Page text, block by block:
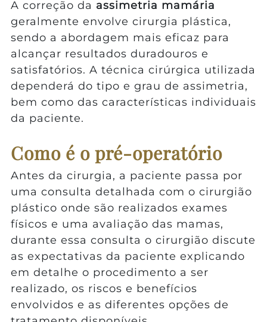
A correção da assimetria mamária
geralmente envolve cirurgia plástica,
sendo a abordagem mais eficaz para
alcançar resultados duradouros e
satisfatórios. A técnica cirúrgica utilizada
dependerá do tipo e grau de assimetria,
bem como das características individuais
da paciente.
Como é o pré-operatório
Antes da cirurgia, a paciente passa por
uma consulta detalhada com o cirurgião
plástico onde são realizados exames
físicos e uma avaliação das mamas,
durante essa consulta o cirurgião discute
as expectativas da paciente explicando
em detalhe o procedimento a ser
realizado, os riscos e benefícios
envolvidos e as diferentes opções de